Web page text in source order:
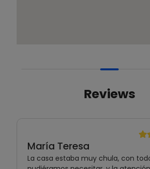
Reviews
María Teresa
La casa estaba muy chula, con